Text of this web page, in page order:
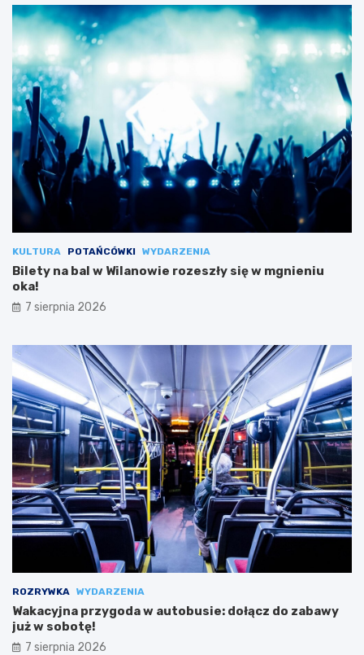
KULTURA POTAŃCÓWKI WYDARZENIA
Bilety na bal w Wilanowie rozeszły się w mgnieniu
oka!
7 sierpnia 2026
ROZRYWKA WYDARZENIA
Wakacyjna przygoda w autobusie: dołącz do zabawy
już w sobotę!
7 sierpnia 2026